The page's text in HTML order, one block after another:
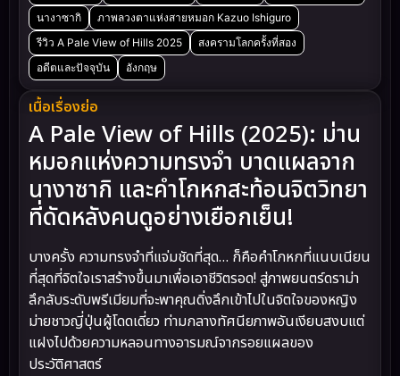
นางาซากิ
ภาพลวงตาแห่งสายหมอก Kazuo Ishiguro
รีวิว A Pale View of Hills 2025
สงครามโลกครั้งที่สอง
อดีตและปัจจุบัน
อังกฤษ
เนื้อเรื่องย่อ
A Pale View of Hills (2025): ม่าน
หมอกแห่งความทรงจำ บาดแผลจาก
นางาซากิ และคำโกหกสะท้อนจิตวิทยา
ที่ดัดหลังคนดูอย่างเยือกเย็น!
บางครั้ง ความทรงจำที่แจ่มชัดที่สุด… ก็คือคำโกหกที่แนบเนียน
ที่สุดที่จิตใจเราสร้างขึ้นมาเพื่อเอาชีวิตรอด! สู่ภาพยนตร์ดราม่า
ลึกลับระดับพรีเมียมที่จะพาคุณดิ่งลึกเข้าไปในจิตใจของหญิง
ม่ายชาวญี่ปุ่นผู้โดดเดี่ยว ท่ามกลางทัศนียภาพอันเงียบสงบแต่
แฝงไปด้วยความหลอนทางอารมณ์จากรอยแผลของ
ประวัติศาสตร์